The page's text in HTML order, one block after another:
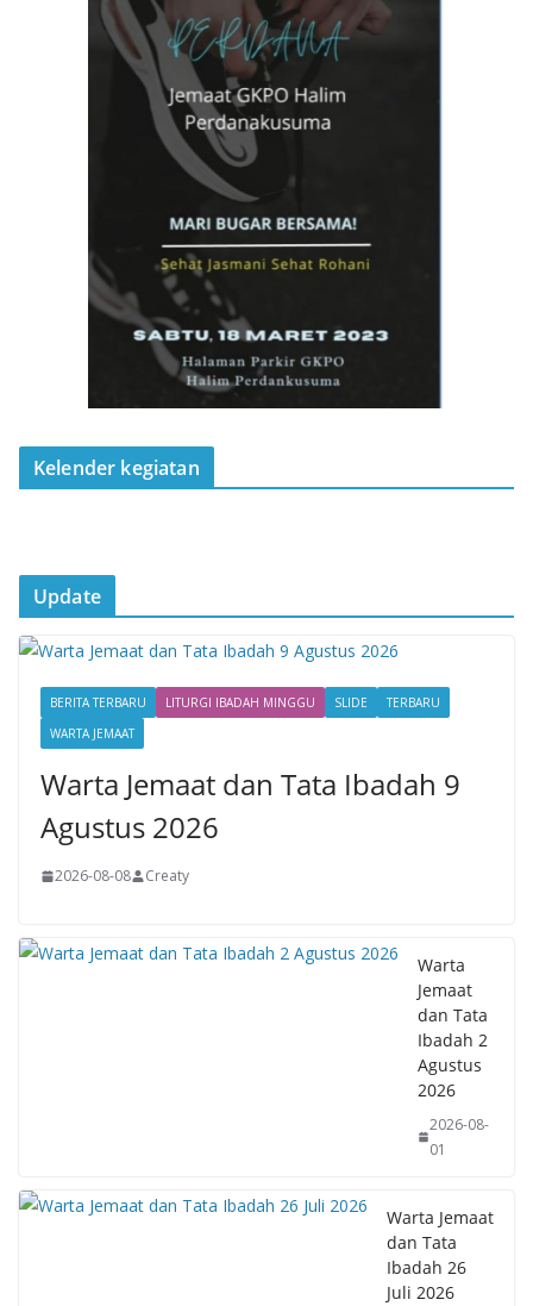
Kelender kegiatan
Update
BERITA TERBARU LITURGI IBADAH MINGGU SLIDE
TERBARU
WARTA JEMAAT
Warta Jemaat dan Tata Ibadah 9
Agustus 2026
2026-08-08 Creaty
Warta
Jemaat
dan Tata
Ibadah 2
Agustus
2026
2026-08-
01
Warta Jemaat
dan Tata
Ibadah 26
Juli 2026